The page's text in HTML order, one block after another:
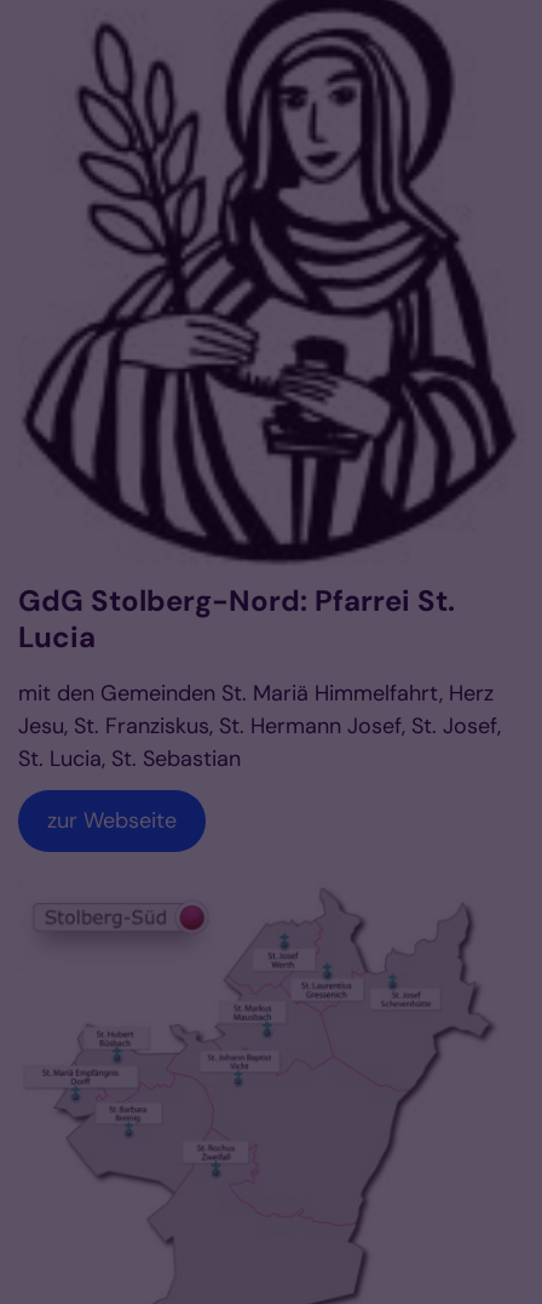
GdG Stolberg-Nord: Pfarrei St.
Lucia
mit den Gemeinden St. Mariä Himmelfahrt, Herz
Jesu, St. Franziskus, St. Hermann Josef, St. Josef,
St. Lucia, St. Sebastian
zur Webseite